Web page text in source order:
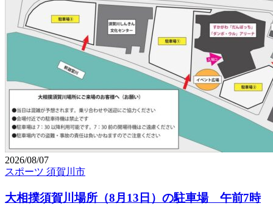
2026/08/07
スポーツ 須賀川市
大相撲須賀川場所（8月13日）の駐車場 午前7時